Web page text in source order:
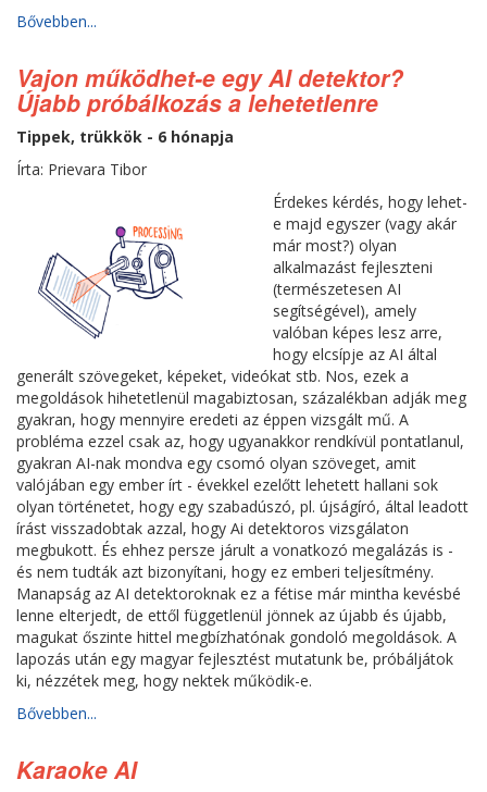
Bővebben...
Vajon működhet-e egy AI detektor?
Újabb próbálkozás a lehetetlenre
Tippek, trükkök - 6 hónapja
Írta: Prievara Tibor
Érdekes kérdés, hogy lehet-
e majd egyszer (vagy akár
már most?) olyan
alkalmazást fejleszteni
(természetesen AI
segítségével), amely
valóban képes lesz arre,
hogy elcsípje az AI által
generált szövegeket, képeket, videókat stb. Nos, ezek a
megoldások hihetetlenül magabiztosan, százalékban adják meg
gyakran, hogy mennyire eredeti az éppen vizsgált mű. A
probléma ezzel csak az, hogy ugyanakkor rendkívül pontatlanul,
gyakran AI-nak mondva egy csomó olyan szöveget, amit
valójában egy ember írt - évekkel ezelőtt lehetett hallani sok
olyan történetet, hogy egy szabadúszó, pl. újságíró, által leadott
írást visszadobtak azzal, hogy Ai detektoros vizsgálaton
megbukott. És ehhez persze járult a vonatkozó megalázás is -
és nem tudták azt bizonyítani, hogy ez emberi teljesítmény.
Manapság az AI detektoroknak ez a fétise már mintha kevésbé
lenne elterjedt, de ettől függetlenül jönnek az újabb és újabb,
magukat őszinte hittel megbízhatónak gondoló megoldások. A
lapozás után egy magyar fejlesztést mutatunk be, próbáljátok
ki, nézzétek meg, hogy nektek működik-e.
Bővebben...
Karaoke AI